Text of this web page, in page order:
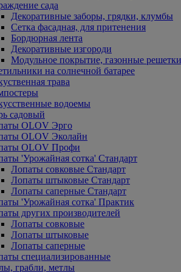
сада
Декоративные заборы, грядки, клумбы
Сетка фасадная, для притенения
Бордюрная лента
Декоративные изгороди
Модульное покрытие, газонные
на солнечной батарее
трава
водоемы
садовый
OLOV Эрго
OLOV Эколайн
OLOV Профи
'Урожайная сотка' Стандарт
Лопаты совковые Стандарт
Лопаты штыковые Стандарт
Лопаты саперные Стандарт
'Урожайная сотка' Практик
других производителей
Лопаты совковые
Лопаты штыковые
Лопаты саперные
специализированные
грабли, метлы